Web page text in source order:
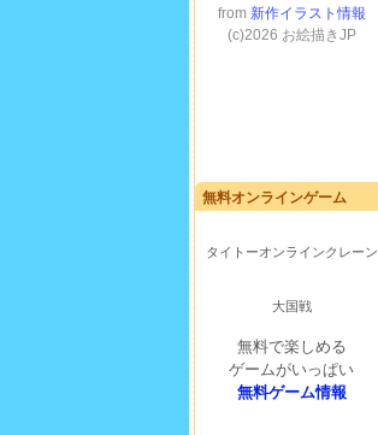
無料オンラインゲーム
タイトーオンラインクレーン
大国戦
無料で楽しめる
ゲームがいっぱい
無料ゲーム情報